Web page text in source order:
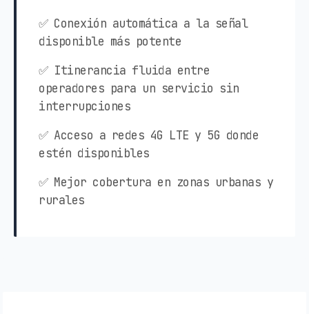
✅ Conexión automática a la señal
disponible más potente
✅ Itinerancia fluida entre
operadores para un servicio sin
interrupciones
✅ Acceso a redes 4G LTE y 5G donde
estén disponibles
✅ Mejor cobertura en zonas urbanas y
rurales